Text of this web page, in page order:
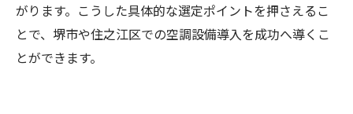
がります。こうした具体的な選定ポイントを押さえるこ
とで、堺市や住之江区での空調設備導入を成功へ導くこ
とができます。